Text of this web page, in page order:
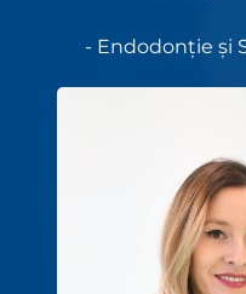
- Endodonție și